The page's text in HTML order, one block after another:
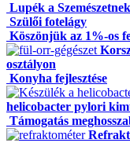
Lupék a Szemészetnek
Szülői fotelágy
Köszönjük az 1%-os
osztályon
Konyha fejlesztése
helicobacter pylori
Támogatás